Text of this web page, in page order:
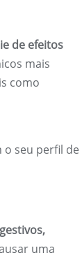
de efeitos
mais
como
seu perfil de
uma